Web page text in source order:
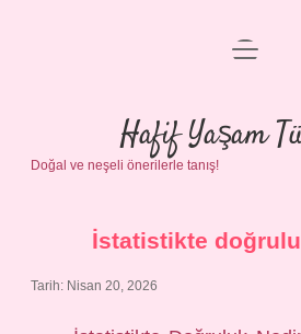
Anasayfa
Gizlilik
Yasal Uyarı
menüyü
Hafif Yaşam
Doğal ve neşeli önerilerle tanış!
İstatistikte
Tarih: Nisan 20, 2026